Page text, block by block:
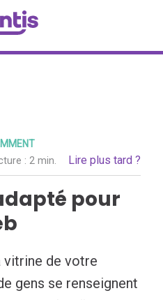
: 2 min. Lire plus tard ?
pour
de votre
gens se renseignent